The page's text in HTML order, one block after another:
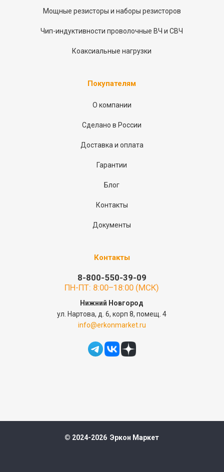
Мощные резисторы и наборы резисторов
Чип-индуктивности проволочные ВЧ и СВЧ
Коаксиальные нагрузки
Покупателям
О компании
Сделано в России
Доставка и оплата
Гарантии
Блог
Контакты
Документы
Контакты
8-800-550-39-09
ПН-ПТ: 8:00–18:00 (МСК)
Нижний Новгород
ул. Нартова, д. 6, корп 8, помещ. 4
info@erkonmarket.ru
© 2024-2026 Эркон Маркет